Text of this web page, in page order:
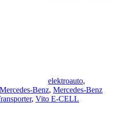
elektroauto,
Mercedes-Benz, Mercedes-Benz
, Vito E-CELL